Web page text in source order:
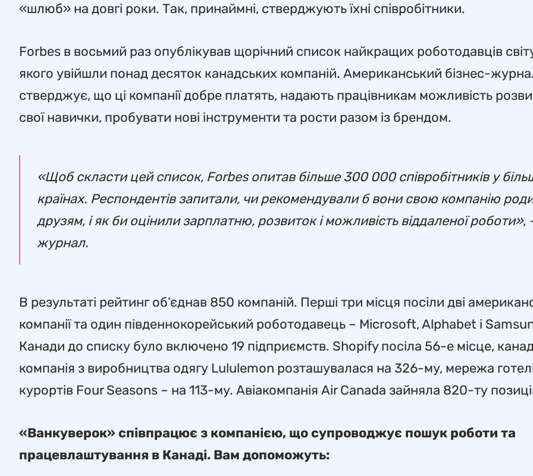
«шлюб» на довгі роки. Так, принаймні, стверджують їхні співробітники.
Forbes в восьмий раз опублікував щорічний список найкращих роботодавців
якого увійшли понад десяток канадських компаній. Американський бізнес-
стверджує, що ці компанії добре платять, надають працівникам можливість
свої навички, пробувати нові інструменти та рости разом із брендом.
«Щоб скласти цей список, Forbes опитав більше 300 000 співробітників у
країнах. Респондентів запитали, чи рекомендували б вони свою компанію
друзям, і як би оцінили зарплатню, розвиток і можливість віддаленої
журнал.
В результаті рейтинг об’єднав 850 компаній. Перші три місця посіли дві
компанії та один південнокорейський роботодавець – Microsoft, Alphabet і
Канади до списку було включено 19 підприємств. Shopify посіла 56-е місце,
компанія з виробництва одягу Lululemon розташувалася на 326-му, мережа
курортів Four Seasons – на 113-му. Авіакомпанія Air Canada зайняла 820-ту
«Ванкуверок» співпрацює з компанією, що супроводжує пошук роботи та
працевлаштування в Канаді. Вам допоможуть: